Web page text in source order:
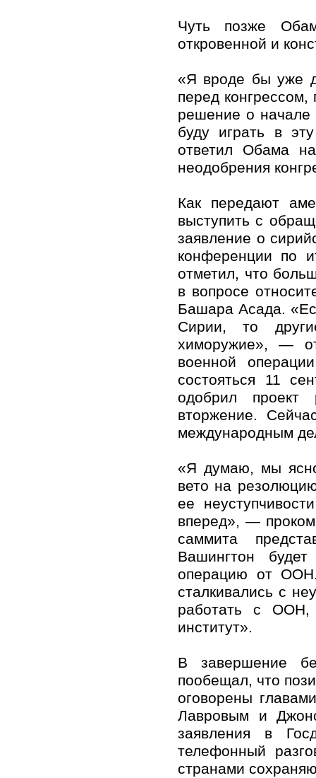
Чуть позже
откровенной и
«Я вроде бы уже
перед
решение о начале
буду играть в
ответил Обама
неодобрения
Как передают
выступить с
заявление о
конференции по
отметил, что
в вопросе
Башара Асада.
Сирии, то
химоружие», —
военной
состояться 11
одобрил
вторжение.
международным
«Я думаю, мы
вето на
ее
вперед», —
саммита
Вашингтон
операцию от
сталкивались с
работать с ООН,
институт».
В завершение
пообещал, что
оговорены
Лавровым и
заявления в
телефонный
странами